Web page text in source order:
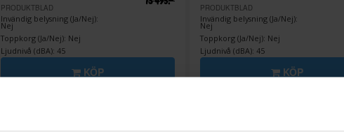
PRODUKTBLAD
Invändig belysning (Ja/Nej):
Nej
Toppkorg (Ja/Nej): Nej
Ljudnivå (dBA): 45
KÖP
PRODUKTBLAD
Invändig belysning (Ja/Nej):
Nej
Toppkorg (Ja/Nej): Nej
Ljudnivå (dBA): 45
KÖP